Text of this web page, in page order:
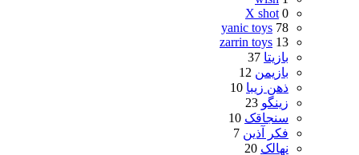
X shot 0
yanic toys 78
zarrin toys 13
بازیتا 37
بازیمن 12
ذهن زیبا 10
زینگو 23
سنجاقک 10
فکر آذین 7
نهالک 20